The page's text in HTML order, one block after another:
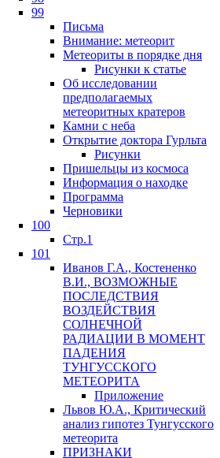
99
Письма
Внимание: метеорит
Метеориты в порядке дня
Рисунки к статье
Об исследовании
предполагаемых
метеоритных кратеров
Камни с неба
Открытие доктора Гурльта
Рисунки
Пришельцы из космоса
Информация о находке
Программа
Черновики
100
Стр.1
101
Иванов Г.А., Костененко
В.И., ВОЗМОЖНЫЕ
ПОСЛЕДСТВИЯ
ВОЗДЕЙСТВИЯ
СОЛНЕЧНОЙ
РАДИАЦИИ В МОМЕНТ
ПАДЕНИЯ
ТУНГУССКОГО
MЕТЕОРИТА
Приложение
Львов Ю.A., Критический
анализ гипотез Тунгусского
метеорита
ПРИЗНАКИ